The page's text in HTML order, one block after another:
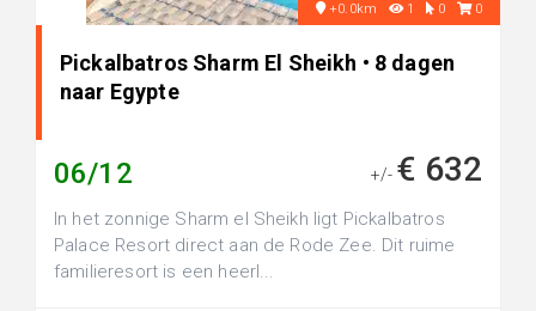
+0.0km 1 0 0
Pickalbatros Sharm El Sheikh • 8 dagen
naar Egypte
06/12 +/- € 632
In het zonnige Sharm el Sheikh ligt Pickalbatros
Palace Resort direct aan de Rode Zee. Dit ruime
familieresort is een heerl...